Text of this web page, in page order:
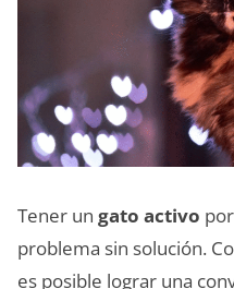
Tener un gato activo
problema sin solución.
es posible lograr una